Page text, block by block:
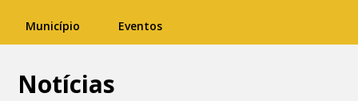
Município Eventos
Notícias